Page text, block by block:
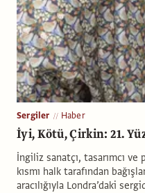
Sergiler Haber
İyi, Kötü, Çirkin: 21.
İngiliz sanatçı, tasarımcı
kısmı halk tarafından
aracılığıyla Londra’daki